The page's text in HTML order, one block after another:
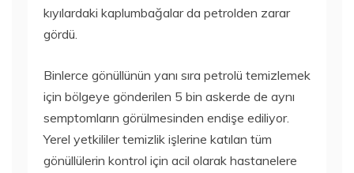
kıyılardaki kaplumbağalar da petrolden zarar
gördü.
Binlerce gönüllünün yanı sıra petrolü temizlemek
için bölgeye gönderilen 5 bin askerde de aynı
semptomların görülmesinden endişe ediliyor.
Yerel yetkililer temizlik işlerine katılan tüm
gönüllülerin kontrol için acil olarak hastanelere